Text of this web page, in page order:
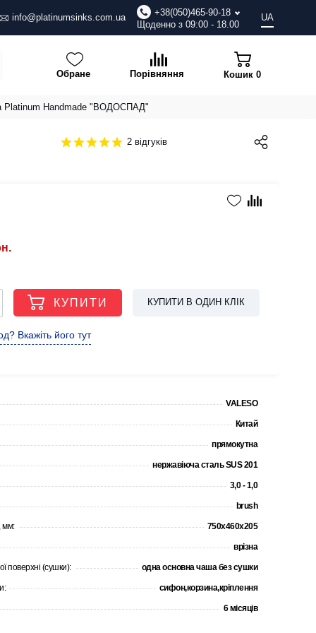
info@platinumsinks.com.ua
+38(050)465-90-18
Щоденно з 09:00 - 18.00
UA
Обране Порівняння Кошик 0
Platinum Handmade "ВОДОСПАД"
2 відгуків
КУПИТИ КУПИТИ В ОДИН КЛІК
Вкажіть його тут
VALESO
Китай
прямокутна
нержавіюча сталь SUS 201
3,0 - 1,0
brush
мм: 750х460х205
врізна
поверхні (сушки): одна основна чаша без сушки
сифон,корзина,кріплення
6 місяців